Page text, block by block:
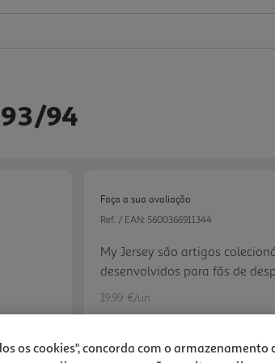
94
Faça a sua avaliação
Ref. / EAN: 5600366911344
My Jersey são artigos
desenvolvidos para fãs de
decorativas modernas e bem
Figuras My Jersey destacam-
19.99 €/un
os cookies", concorda com o armazenamento